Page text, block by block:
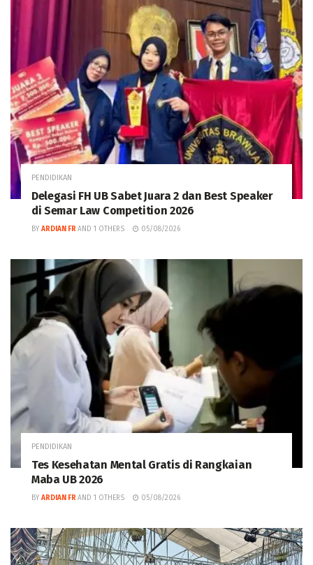
PENDIDIKAN
Delegasi FH UB Sabet Juara 2 dan Best Speaker
di Semar Law Competition 2026
BY ARDIAN FR AND 1 OTHERS 05/08/2026
PENDIDIKAN
Tes Kesehatan Mental Gratis di Rangkaian
Maba UB 2026
BY ARDIAN FR AND 1 OTHERS 05/08/2026